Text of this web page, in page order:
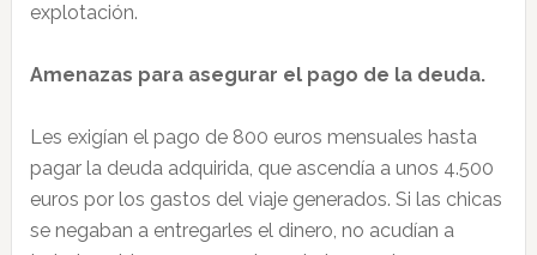
explotación.
Amenazas para asegurar el pago de la deuda.
Les exigían el pago de 800 euros mensuales hasta
pagar la deuda adquirida, que ascendía a unos 4.500
euros por los gastos del viaje generados. Si las chicas
se negaban a entregarles el dinero, no acudían a